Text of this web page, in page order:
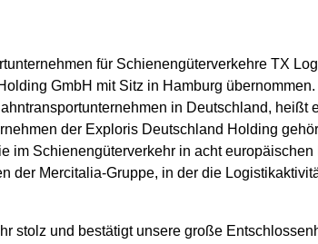
für Schienengüterverkehre TX
GmbH mit Sitz in Hamburg
in Deutschland, heißt
der Exploris Deutschland Holding
im Schienengüterverkehr in acht europäischen
der Mercitalia-Gruppe, in der die
stolz und bestätigt unsere große